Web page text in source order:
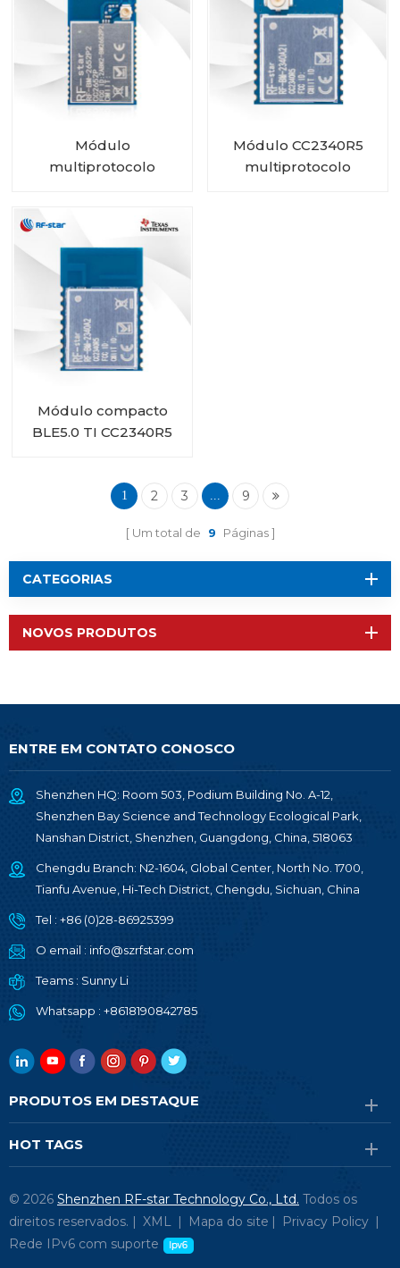
Módulo
multiprotocolo
Módulo CC2340R5
multiprotocolo
Módulo compacto
BLE5.0 TI CC2340R5
1 2 3 ... 9
Um total de 9 Páginas
CATEGORIAS
NOVOS PRODUTOS
ENTRE EM CONTATO CONOSCO
Shenzhen HQ: Room 503, Podium Building No. A-12,
Shenzhen Bay Science and Technology Ecological Park,
Nanshan District, Shenzhen, Guangdong, China, 518063
Chengdu Branch: N2-1604, Global Center, North No. 1700,
Tianfu Avenue, Hi-Tech District, Chengdu, Sichuan, China
Tel : +86 (0)28-86925399
O email : info@szrfstar.com
Teams : Sunny Li
Whatsapp : +8618190842785
PRODUTOS EM DESTAQUE
HOT TAGS
© 2026 Shenzhen RF-star Technology Co., Ltd. Todos os
direitos reservados. | XML | Mapa do site | Privacy Policy |
Rede IPv6 com suporte